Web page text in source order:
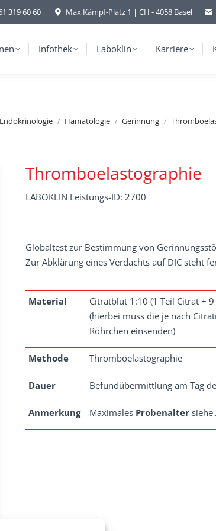
319 60 60 Max Kämpf-Platz 1 | CH - 4058 Basel
Infothek Laboklin Karriere
Hämatologie Gerinnung
Thromboelastographie
LABOKLIN Leistungs-ID: 2700
Globaltest zur Bestimmung von
Zur Abklärung eines Verdachts auf DIC steht
Material
Citratblut 1:10 (1 Teil Citrat +
(hierbei muss die je nach
Röhrchen einsenden)
Methode Thromboelastographie
Dauer Befundübermittlung am Tag
Anmerkung Maximales Probenalter siehe